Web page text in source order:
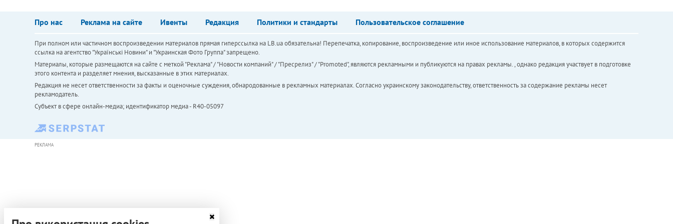
Про нас Реклама на сайте Ивенты Редакция Политики и стандарты Пользовательское соглашение
При полном или частичном воспроизведении материалов прямая гиперссылка на LB.ua обязательна! Перепечатка, копирование, воспроизведение или иное использование материалов, в которых содержится
ссылка на агентство "Українськi Новини" и "Украинская Фото Группа" запрещено.
Материалы, которые размещаются на сайте с меткой "Реклама" / "Новости компаний" / "Пресрелиз" / "Promoted", являются рекламными и публикуются на правах рекламы. , однако редакция участвует в подготовке
этого контента и разделяет мнения, высказанные в этих материалах.
Редакция не несет ответственности за факты и оценочные суждения, обнародованные в рекламных материалах. Согласно украинскому законодательству, ответственность за содержание рекламы несет
рекламодатель.
Субъект в сфере онлайн-медиа; идентификатор медиа - R40-05097
РЕКЛАМА